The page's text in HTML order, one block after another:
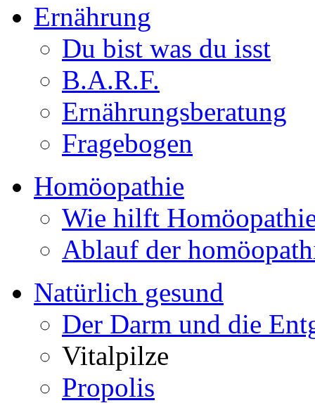
Ernährung
Du bist was du isst
B.A.R.F.
Ernährungsberatung
Fragebogen
Homöopathie
Wie hilft
Ablauf der
Natürlich gesund
Der Darm und die
Vitalpilze
Propolis